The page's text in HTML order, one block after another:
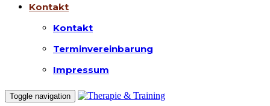
Kontakt
Kontakt
Terminvereinbarung
Impressum
Toggle navigation